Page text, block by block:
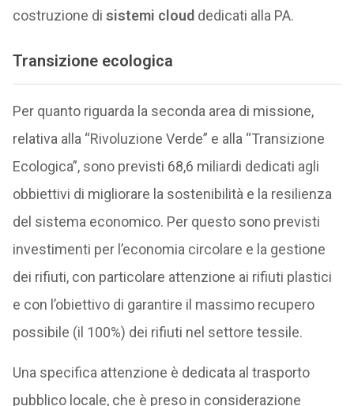
costruzione di sistemi clouddedicati alla PA.
Transizione ecologica
Per quanto riguarda la seconda area di missione,
relativa alla “Rivoluzione Verde” e alla “Transizione
Ecologica”, sono previsti 68,6 miliardi dedicati agli
obbiettivi di migliorare la sostenibilità e la resilienza
del sistema economico. Per questo sono previsti
investimenti per l’economia circolare e la gestione
dei rifiuti, con particolare attenzione ai rifiuti plastici
e con l’obiettivo di garantire il massimo recupero
possibile (il 100%) dei rifiuti nel settore tessile.
Una specifica attenzione è dedicata al trasporto
pubblico locale, che è preso in considerazione